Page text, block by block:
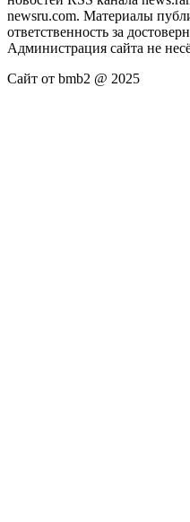
newsru.com. Материалы
ответственность за
Администрация сайта не
Сайт от bmb2 @ 2025